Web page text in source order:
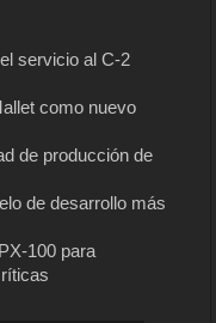
servicio al C-2
como nuevo
de producción de
de desarrollo más
100 para